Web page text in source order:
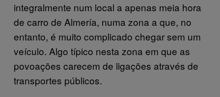
integralmente num local a apenas meia hora
de carro de Almería, numa zona a que, no
entanto, é muito complicado chegar sem um
veículo. Algo típico nesta zona em que as
povoações carecem de ligações através de
transportes públicos.